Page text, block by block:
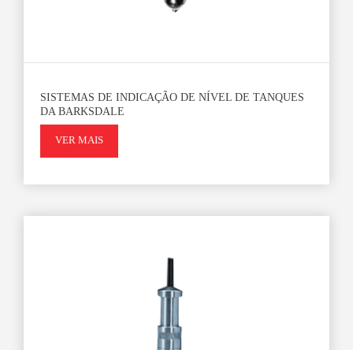
SISTEMAS DE INDICAÇÃO DE NÍVEL DE TANQUES
DA BARKSDALE
VER MAIS